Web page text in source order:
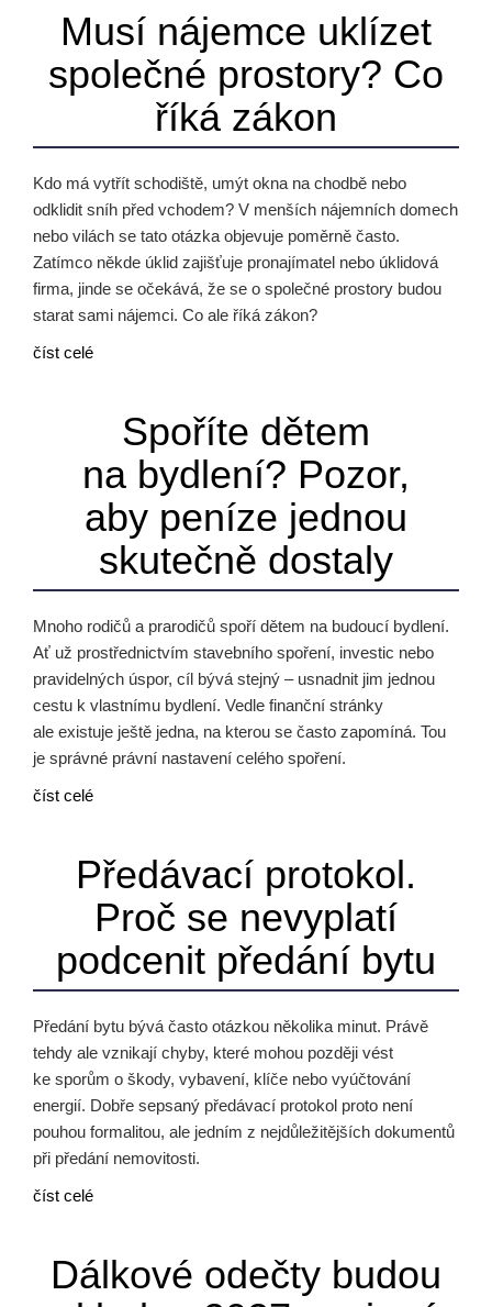
Musí nájemce uklízet
společné prostory? Co
říká zákon
Kdo má vytřít schodiště, umýt okna na chodbě nebo
odklidit sníh před vchodem? V menších nájemních domech
nebo vilách se tato otázka objevuje poměrně často.
Zatímco někde úklid zajišťuje pronajímatel nebo úklidová
firma, jinde se očekává, že se o společné prostory budou
starat sami nájemci. Co ale říká zákon?
číst celé
Spoříte dětem
na bydlení? Pozor,
aby peníze jednou
skutečně dostaly
Mnoho rodičů a prarodičů spoří dětem na budoucí bydlení.
Ať už prostřednictvím stavebního spoření, investic nebo
pravidelných úspor, cíl bývá stejný – usnadnit jim jednou
cestu k vlastnímu bydlení. Vedle finanční stránky
ale existuje ještě jedna, na kterou se často zapomíná. Tou
je správné právní nastavení celého spoření.
číst celé
Předávací protokol.
Proč se nevyplatí
podcenit předání bytu
Předání bytu bývá často otázkou několika minut. Právě
tehdy ale vznikají chyby, které mohou později vést
ke sporům o škody, vybavení, klíče nebo vyúčtování
energií. Dobře sepsaný předávací protokol proto není
pouhou formalitou, ale jedním z nejdůležitějších dokumentů
při předání nemovitosti.
číst celé
Dálkové odečty budou